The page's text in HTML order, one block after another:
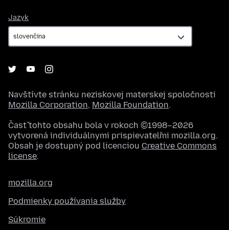
Jazyk
Navštívte stránku neziskovej materskej spoločnosti
Mozilla Corporation, Mozilla Foundation.
Časť tohto obsahu bola v rokoch ©1998–2026
vytvorená individuálnymi prispievateľmi mozilla.org.
Obsah je dostupný pod licenciou Creative Commons
license.
mozilla.org
Podmienky používania služby
Súkromie